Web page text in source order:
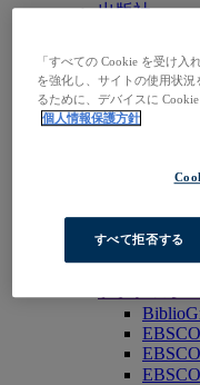
出版社
知度を
の存在
研究者 & 学
う。
製品をさが
お問い合わせ
製品
「すべての Cookie を受け
を強化し、サイトの使用状
るために、デバイスに
個人情報保護方針
すべて拒否する